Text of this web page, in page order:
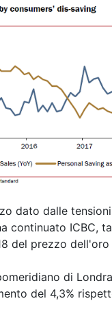
dato dalle
continuato ICBC,
del prezzo dell'oro
di
del 4,3%